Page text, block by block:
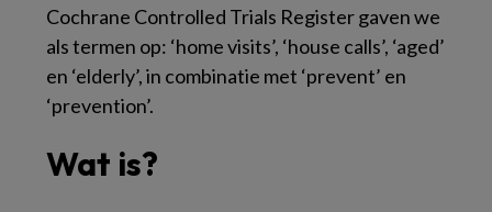
Cochrane Controlled Trials Register gaven we
als termen op: ‘home visits’, ‘house calls’, ‘aged’
en ‘elderly’, in combinatie met ‘prevent’ en
‘prevention’.
Wat is?